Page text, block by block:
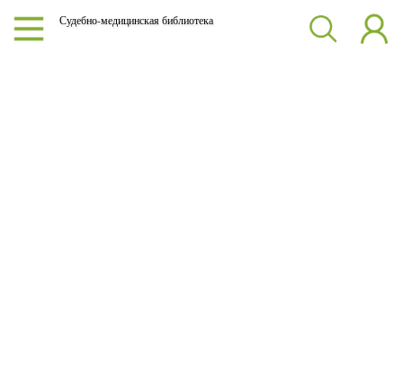
Судебно-медицинская библиотека